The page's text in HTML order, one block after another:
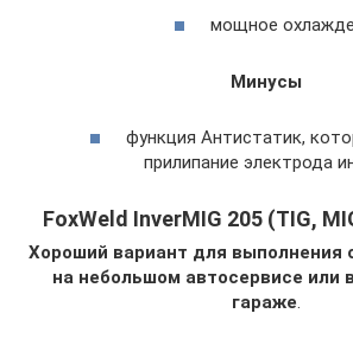
мощное
Минусы
функция Антистатик,
прилипание электрода
FoxWeld InverMIG 205 (TIG,
Хороший вариант для выполнения
на небольшом автосервисе или
гараже.